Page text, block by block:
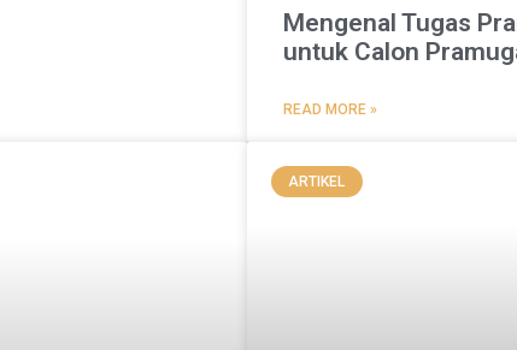
Mengenal Tugas
untuk Calon
READ MORE »
ARTIKEL